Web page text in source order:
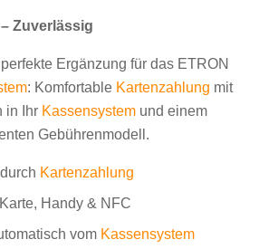
Zuverlässig
Ergänzung für das ETRON
: Komfortable Kartenzahlung mit
in Ihr Kassensystem und einem
Gebührenmodell.
Kartenzahlung
Handy & NFC
vom Kassensystem